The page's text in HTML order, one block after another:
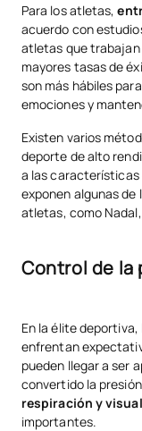
Para los atletas,
acuerdo con
atletas que
mayores tasas de
son más hábiles
emociones y
Existen varios
deporte de alto
a las características
exponen algunas
atletas, como
Control de la
En la élite
enfrentan
pueden llegar a ser
convertido la
respiración y
importantes.